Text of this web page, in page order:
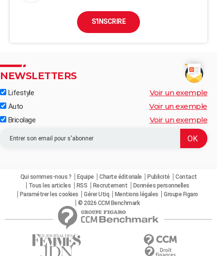
S'INSCRIRE
NEWSLETTERS
Lifestyle Voir un exemple
Auto Voir un exemple
Bricolage Voir un exemple
Qui sommes-nous ? Equipe Charte éditoriale Publicité
Contact
Tous les articles
RSS Recrutement
Données personnelles
Paramétrer les cookies
Gérer Utiq Mentions légales
Groupe Figaro
© 2026 CCM Benchmark